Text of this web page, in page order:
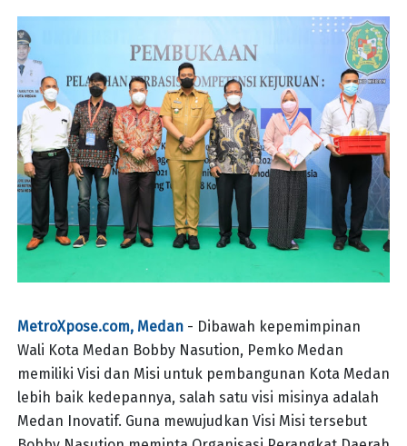
MetroXpose.com, Medan- Dibawah kepemimpinan
Wali Kota Medan Bobby Nasution, Pemko Medan
memiliki Visi dan Misi untuk pembangunan Kota Medan
lebih baik kedepannya, salah satu visi misinya adalah
Medan Inovatif. Guna mewujudkan Visi Misi tersebut